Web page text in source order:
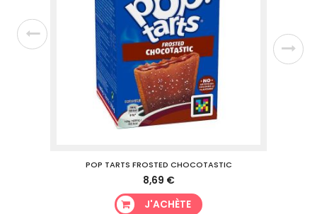
POP TARTS FROSTED CHOCOTASTIC
8,69 €
J'ACHÈTE